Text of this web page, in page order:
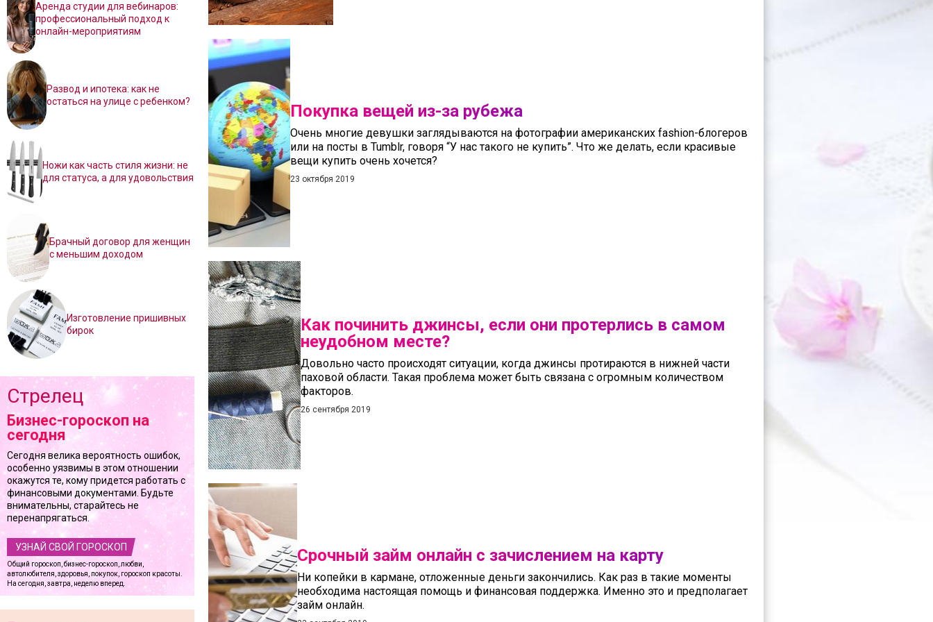
Аренда студии для вебинаров:
профессиональный подход к
онлайн-мероприятиям
Развод и ипотека: как не
остаться на улице с ребенком?
Ножи как часть стиля жизни: не
для статуса, а для удовольствия
Брачный договор для женщин
с меньшим доходом
Изготовление пришивных
бирок
Стрелец
Бизнес-гороскоп на
сегодня
Сегодня велика вероятность ошибок,
особенно уязвимы в этом отношении
окажутся те, кому придется работать с
финансовыми документами. Будьте
внимательны, старайтесь не
перенапрягаться.
УЗНАЙ СВОЙ ГОРОСКОП
Общий гороскоп, бизнес-гороскоп, любви,
автолюбителя, здоровья, покупок, гороскоп красоты.
На сегодня, завтра, неделю вперед.
Покупка вещей из-за рубежа
Очень многие девушки заглядываются на фотографии американских fashion-блогеров
или на посты в Tumblr, говоря “У нас такого не купить”. Что же делать, если красивые
вещи купить очень хочется?
23 октября 2019
Как починить джинсы, если они протерлись в самом
неудобном месте?
Довольно часто происходят ситуации, когда джинсы протираются в нижней части
паховой области. Такая проблема может быть связана с огромным количеством
факторов.
26 сентября 2019
Срочный займ онлайн с зачислением на карту
Ни копейки в кармане, отложенные деньги закончились. Как раз в такие моменты
необходима настоящая помощь и финансовая поддержка. Именно это и предполагает
займ онлайн.